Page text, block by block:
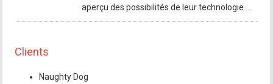
aperçu des possibilités de leur technologie ...
Clients
Naughty Dog